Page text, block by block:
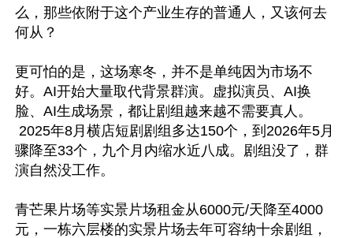
么，那些依附于这个产业生存的普通人，又该何去
何从？
更可怕的是，这场寒冬，并不是单纯因为市场不
好。AI开始大量取代背景群演。虚拟演员、AI换
脸、AI生成场景，都让剧组越来越不需要真人。
骤降至33个，九个月内缩水近八成。剧组没了，群
演自然没工作。
青芒果片场等实景片场租金从6000元/天降至4000
元，一栋六层楼的实景片场去年可容纳十余剧组，